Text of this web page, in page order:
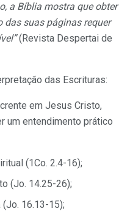
a Bíblia mostra que obter
das suas páginas requer
(Revista Despertai de
das Escrituras:
em Jesus Cristo,
um entendimento prático
(1Co. 2.4-16);
(Jo. 14.25-26);
16.13-15);